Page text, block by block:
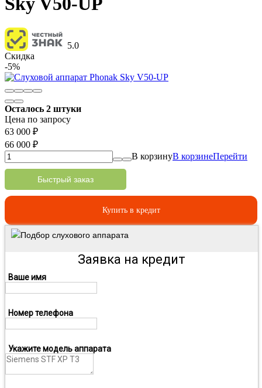
5.0
Скидка
-5%
Осталось 2 штуки
Цена по запросу
63 000 ₽
66 000 ₽
В корзинуВ корзинеПерейти
Быстрый заказ
Купить в кредит
Подбор слухового аппарата
Заявка на кредит
Ваше имя
Номер телефона
Укажите модель аппарата